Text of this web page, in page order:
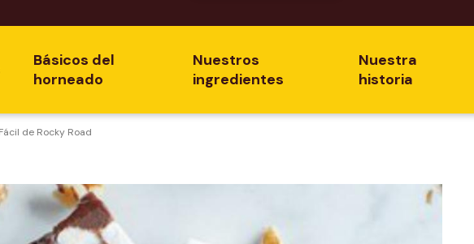
Básicos del
horneado
Nuestros
ingredientes
Nuestra
historia
de Rocky Road